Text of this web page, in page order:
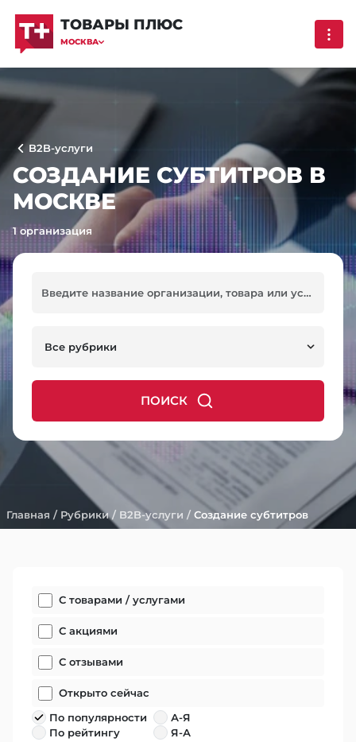
ТОВАРЫ ПЛЮС
МОСКВА
B2B-услуги
СОЗДАНИЕ СУБТИТРОВ В
МОСКВЕ
1 организация
Все рубрики
ПОИСК
Главная / Рубрики/ B2B-услуги / Создание субтитров
С товарами / услугами
С акциями
С отзывами
Открыто сейчас
По популярности
По рейтингу
А-Я
Я-А